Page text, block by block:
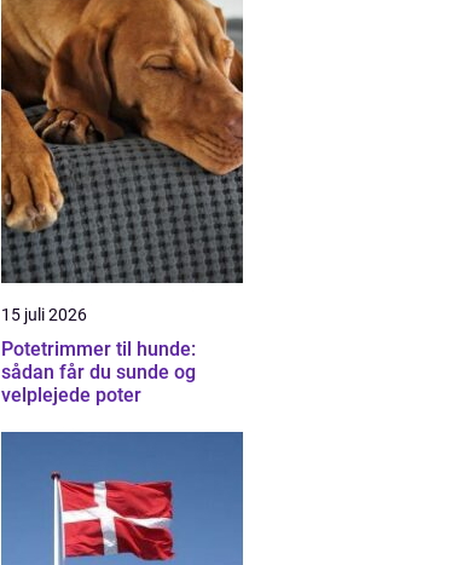
15 juli 2026
Potetrimmer til hunde:
sådan får du sunde og
velplejede poter